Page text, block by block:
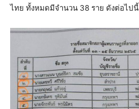
ไทย ทั้งหมดมีจำนวน 38 ราย ดังต่อไปนี้